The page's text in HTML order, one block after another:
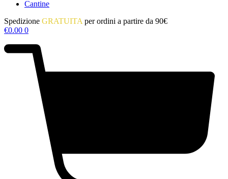
Cantine
Spedizione GRATUITA per ordini a partire da 90€
€0.00 0